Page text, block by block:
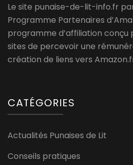
Le site punaise-de-lit-info.fr
Programme Partenaires
programme d’affiliation
sites de percevoir une
création de liens vers
CATÉGORIES
Actualités Punaises de Lit
Conseils pratiques